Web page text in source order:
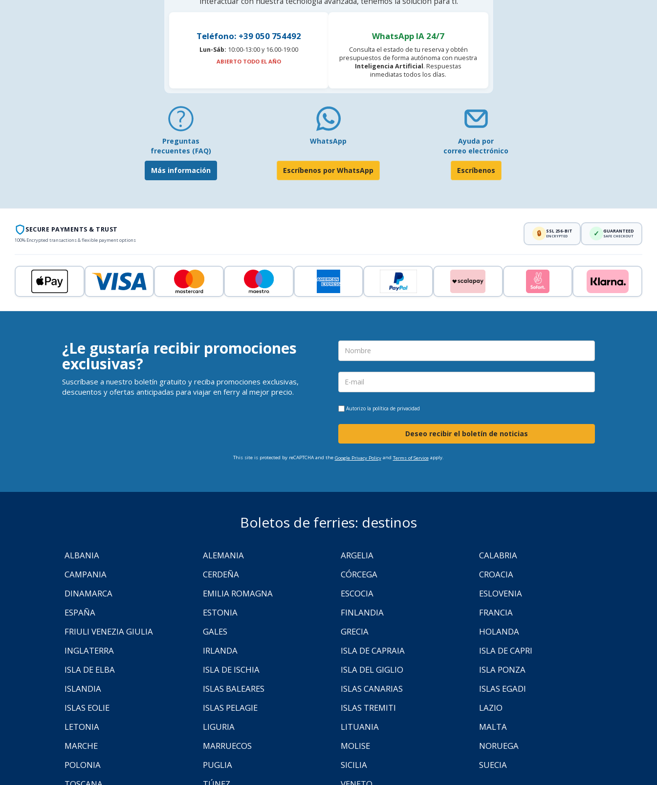
Teléfono: +39 050 754492
Lun-Sáb: 10:00-13:00 y 16.00-19:00
ABIERTO TODO EL AÑO
WhatsApp IA 24/7
Consulta el estado de tu reserva y obtén
presupuestos de forma autónoma con nuestra
Inteligencia Artificial. Respuestas
inmediatas todos los días.
Preguntas
frecuentes (FAQ)
Más información
WhatsApp
Escríbenos por WhatsApp
Ayuda por
correo electrónico
Escríbenos
SECURE PAYMENTS & TRUST
100% Encrypted transactions & flexible payment options
🔒 SSL 256-BIT
ENCRYPTED ✓ GUARANTEED
SAFE CHECKOUT
¿Le gustaría recibir promociones
exclusivas?
Suscríbase a nuestro boletín gratuito y reciba promociones exclusivas,
descuentos y ofertas anticipadas para viajar en ferry al mejor precio.
Autorizo la política de privacidad
Deseo recibir el boletín de noticias
This site is protected by reCAPTCHA and the Google Privacy Policyand Terms of Serviceapply.
Boletos de ferries: destinos
ALBANIA ALEMANIA ARGELIA
CALABRIA
CAMPANIA
CERDEÑA CÓRCEGA
CROACIA
DINAMARCA
EMILIA ROMAGNA ESCOCIA
ESLOVENIA
ESPAÑA
ESTONIA FINLANDIA
FRANCIA
FRIULI VENEZIA GIULIA
GALES GRECIA
HOLANDA
INGLATERRA
IRLANDA ISLA DE CAPRAIA
ISLA DE CAPRI
ISLA DE ELBA
ISLA DE ISCHIA ISLA DEL GIGLIO
ISLA PONZA
ISLANDIA
ISLAS BALEARES ISLAS CANARIAS
ISLAS EGADI
ISLAS EOLIE
ISLAS PELAGIE ISLAS TREMITI
LAZIO
LETONIA
LIGURIA LITUANIA
MALTA
MARCHE
MARRUECOS MOLISE
NORUEGA
POLONIA
PUGLIA SICILIA
SUECIA